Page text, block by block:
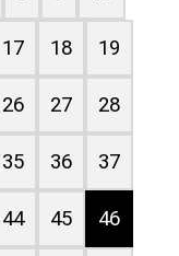
17 18 19
26 27 28
35 36 37
44 45 46